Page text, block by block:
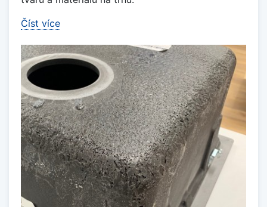
Číst více